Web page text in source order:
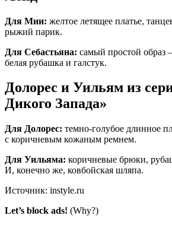
Для Мии: желтое летящее платье,
рыжий парик.
Для Себастьяна: самый простой
белая рубашка и галстук.
Долорес и Уильям из
Дикого Запада»
Для Долорес: темно-голубое длинное
с коричневым кожаным ремнем.
Для Уильяма: коричневые брюки,
И, конечно же, ковбойская шляпа.
Источник: instyle.ru
Let’s block ads! (Why?)